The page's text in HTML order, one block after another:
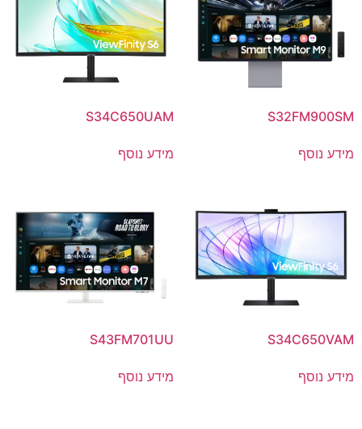
S32FM900SM
מידע נוסף
S34C650UAM
מידע נוסף
S34C650VAM
מידע נוסף
S43FM701UU
מידע נוסף